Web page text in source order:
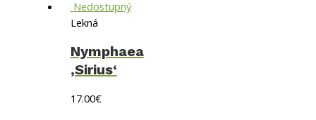
Nedostupný
Lekná
Nymphaea
‚Sirius‘
17.00€